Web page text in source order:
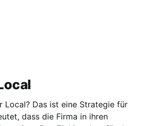
Strategie für
dass die Firma in ihren